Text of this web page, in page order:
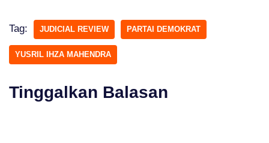
Tag: JUDICIAL REVIEW PARTAI DEMOKRAT
YUSRIL IHZA MAHENDRA
Tinggalkan Balasan